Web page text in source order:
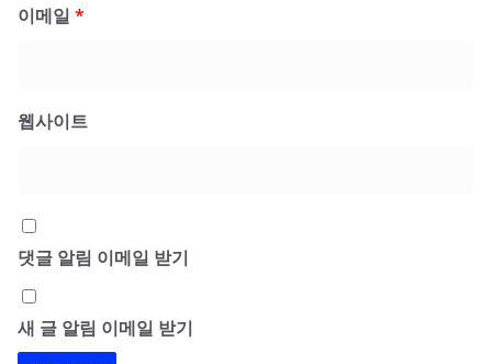
이메일 *
웹사이트
댓글 알림 이메일 받기
새 글 알림 이메일 받기